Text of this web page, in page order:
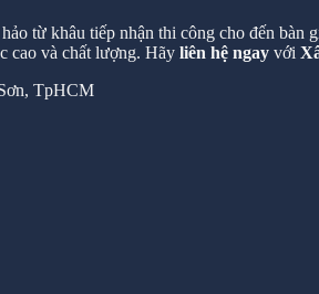
từ khâu tiếp nhận thi công cho đến
cao và chất lượng. Hãy liên hệ ngay với
TpHCM